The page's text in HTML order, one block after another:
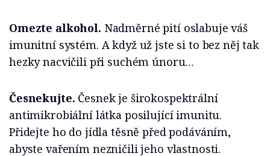
Omezte alkohol. Nadměrné pití oslabuje váš
imunitní systém. A když už jste si to bez něj tak
hezky nacvičili při suchém únoru…
Česnekujte. Česnek je širokospektrální
antimikrobiální látka posilující imunitu.
Přidejte ho do jídla těsně před podáváním,
abyste vařením nezničili jeho vlastnosti.